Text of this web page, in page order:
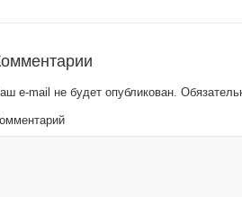
e-mail не будет опубликован.